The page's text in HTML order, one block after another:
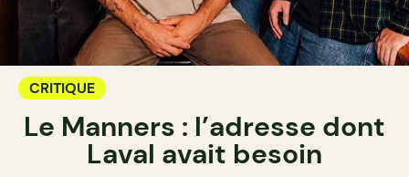
CRITIQUE
Le Manners : l’adresse dont
Laval avait besoin